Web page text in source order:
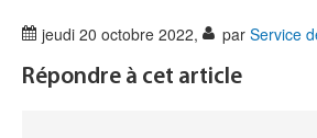
jeudi 20 octobre 2022, par Service
Répondre à cet article